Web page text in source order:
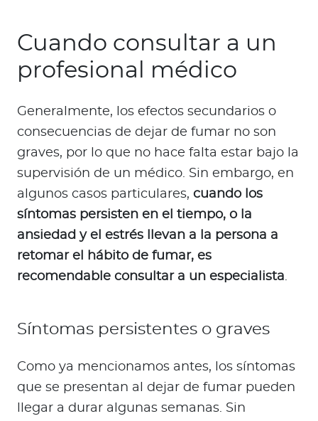
Cuando consultar a un
profesional médico
Generalmente, los efectos secundarios o
consecuencias de dejar de fumar no son
graves, por lo que no hace falta estar bajo la
supervisión de un médico. Sin embargo, en
algunos casos particulares, cuando los
síntomas persisten en el tiempo, o la
ansiedad y el estrés llevan a la persona a
retomar el hábito de fumar, es
recomendable consultar a un especialista.
Síntomas persistentes o graves
Como ya mencionamos antes, los síntomas
que se presentan al dejar de fumar pueden
llegar a durar algunas semanas. Sin